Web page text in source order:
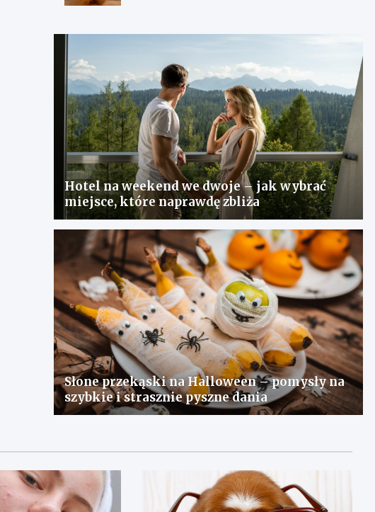
Hotel na weekend we dwoje – jak wybrać
miejsce, które naprawdę zbliża
Słone przekąski na Halloween – pomysły na
szybkie i strasznie pyszne dania